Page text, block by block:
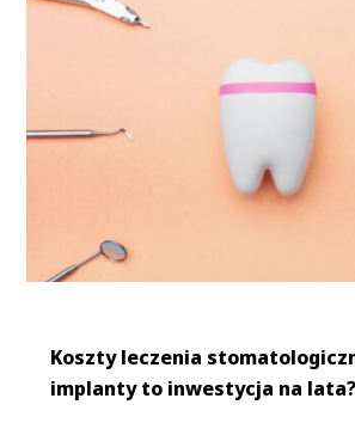
Koszty leczenia
implanty to inwestycja na lata?